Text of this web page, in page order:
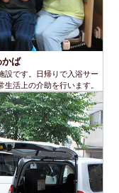
ば
設です。日帰りで入浴サー
活上の介助を行います。